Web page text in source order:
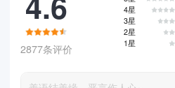
2877条评价
4星
3星
2星
1星